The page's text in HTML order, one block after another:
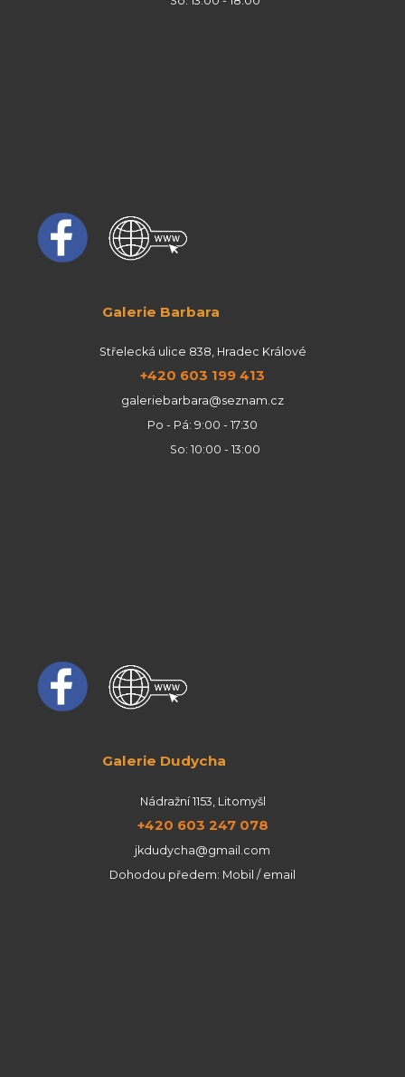
Galerie Barbara
Střelecká ulice 838, Hradec Králové
+420 603 199 413
galeriebarbara@seznam.cz
Po - Pá: 9:00 - 17:30
So: 10:00 - 13:00
Galerie Dudycha
Nádražní 1153, Litomyšl
+420 603 247 078
jkdudycha@gmail.com
Dohodou předem: Mobil / email